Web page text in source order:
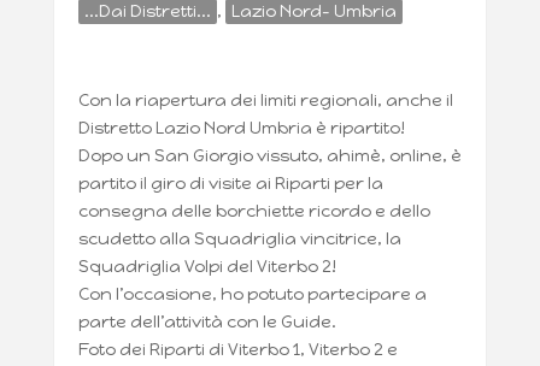
...Dai Distretti... , Lazio Nord- Umbria
Con la riapertura dei limiti regionali, anche il
Distretto Lazio Nord Umbria è ripartito!
Dopo un San Giorgio vissuto, ahimè, online, è
partito il giro di visite ai Riparti per la
consegna delle borchiette ricordo e dello
scudetto alla Squadriglia vincitrice, la
Squadriglia Volpi del Viterbo 2!
Con l’occasione, ho potuto partecipare a
parte dell’attività con le Guide.
Foto dei Riparti di Viterbo 1, Viterbo 2 e